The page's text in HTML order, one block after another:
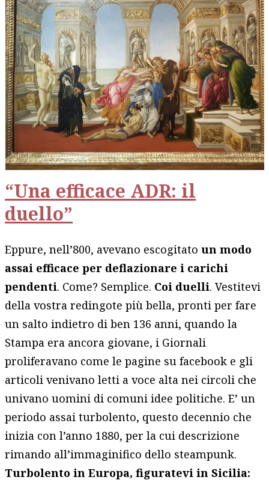
“Una efficace ADR: il
duello”
Eppure, nell’800, avevano escogitatoun modo
assai efficace per deflazionare i carichi
pendenti. Come? Semplice. Coi duelli. Vestitevi
della vostra redingote più bella, pronti per fare
un salto indietro di ben 136 anni, quando la
Stampa era ancora giovane, i Giornali
proliferavano come le pagine su facebook e gli
articoli venivano letti a voce alta nei circoli che
univano uomini di comuni idee politiche. E’ un
periodo assai turbolento, questo decennio che
inizia con l’anno 1880, per la cui descrizione
rimando all’immaginifico dello steampunk.
Turbolento in Europa, figuratevi in Sicilia: